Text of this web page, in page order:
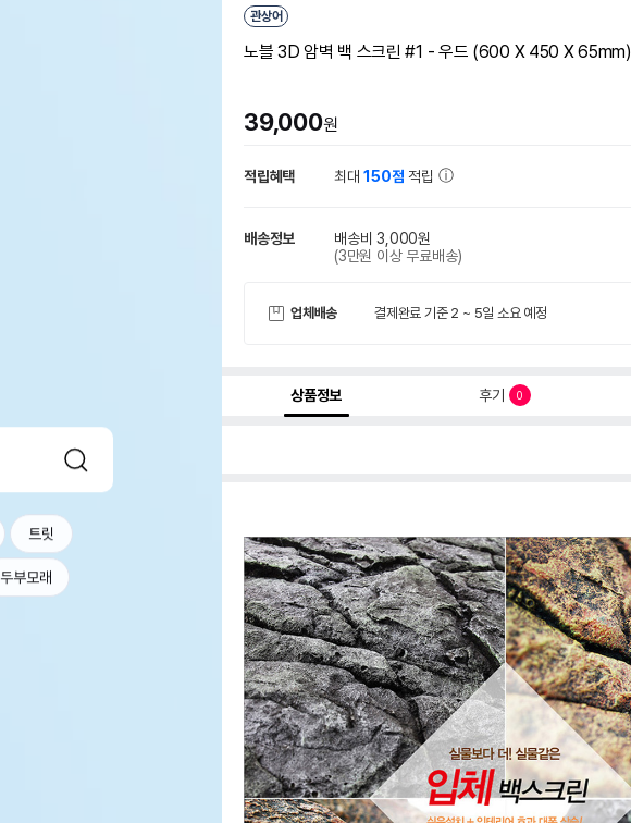
트릿
두부모래
관상어
노블 3D 암벽 백 스크린 #1 - 우드 (600 X 450 X 65mm)
39,000원
적립혜택 최대150점 적립
배송정보
배송비 3,000원
(3만원 이상 무료배송)
업체배송 결제완료 기준 2 ~ 5일 소요 예정
상품정보 후기 0